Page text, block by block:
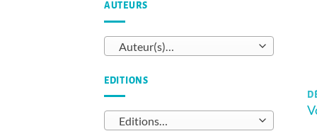
AUTEURS
Auteur(s)…
EDITIONS
Editions…